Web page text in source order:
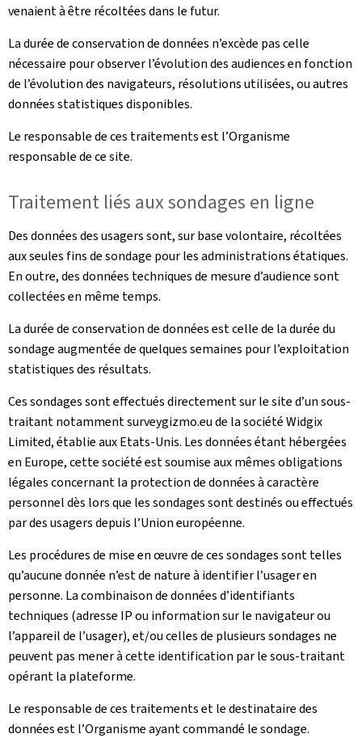
venaient à être récoltées dans le futur.
La durée de conservation de données n’excède pas celle
nécessaire pour observer l’évolution des audiences en fonction
de l’évolution des navigateurs, résolutions utilisées, ou autres
données statistiques disponibles.
Le responsable de ces traitements est l’Organisme
responsable de ce site.
Traitement liés aux sondages en ligne
Des données des usagers sont, sur base volontaire, récoltées
aux seules fins de sondage pour les administrations étatiques.
En outre, des données techniques de mesure d’audience sont
collectées en même temps.
La durée de conservation de données est celle de la durée du
sondage augmentée de quelques semaines pour l’exploitation
statistiques des résultats.
Ces sondages sont effectués directement sur le site d’un sous-
traitant notamment surveygizmo.eu de la société Widgix
Limited, établie aux Etats-Unis. Les données étant hébergées
en Europe, cette société est soumise aux mêmes obligations
légales concernant la protection de données à caractère
personnel dès lors que les sondages sont destinés ou effectués
par des usagers depuis l’Union européenne.
Les procédures de mise en œuvre de ces sondages sont telles
qu’aucune donnée n’est de nature à identifier l’usager en
personne. La combinaison de données d’identifiants
techniques (adresse IP ou information sur le navigateur ou
l’appareil de l’usager), et/ou celles de plusieurs sondages ne
peuvent pas mener à cette identification par le sous-traitant
opérant la plateforme.
Le responsable de ces traitements et le destinataire des
données est l’Organisme ayant commandé le sondage.